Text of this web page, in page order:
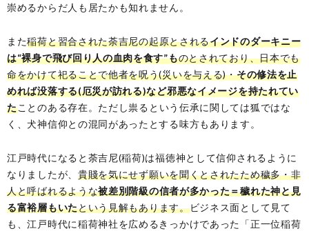
崇めるからだ人も居たかも知れません。
また稲荷と習合された荼吉尼の起原とされるインドのダーキニー
は“裸身で飛び回り人の血肉を食す”ものとされており、日本でも
命をかけて祀ることで他者を呪う(災いを与える)・その修法を止
めれば没落する(厄災が訪れる)など邪悪なイメージを持たれてい
たことのある存在。ただし祟るという伝承に関しては狐ではな
く、犬神信仰との混同があったとする味方もあります。
江戸時代になると荼吉尼(稲荷)は福徳神として信仰されるように
なりましたが、 貴賤を気にせず願いを聞くとされたため穢多・非
人と呼ばれるような被差別階級の信者が多かった＝穢れた神と見
る富裕層もいたという見解もあります。ビジネス面として見て
も、江戸時代に稲荷神社を広めるきっかけであった「正一位稲荷